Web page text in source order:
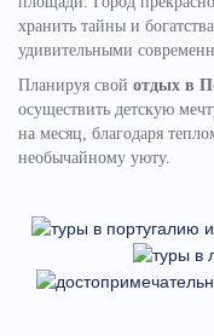
хранить тайны и
удивительными
Планируя свой отдых в
осуществить детскую
на месяц, благодаря
необычайному уюту.